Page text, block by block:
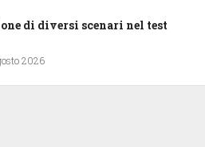
di diversi scenari nel test
2026